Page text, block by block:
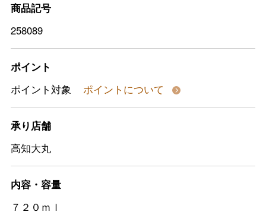
商品記号
258089
ポイント
ポイント対象
ポイントについて
承り店舗
高知大丸
内容・容量
７２０ｍｌ